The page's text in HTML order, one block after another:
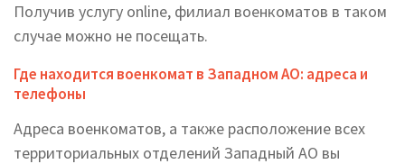
Получив услугу online, филиал военкоматов в таком
случае можно не посещать.
Где находится военкомат в Западном АО: адреса и
телефоны
Адреса военкоматов, а также расположение всех
территориальных отделений Западный АО вы